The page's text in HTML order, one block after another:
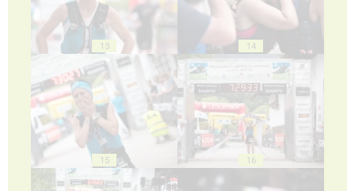
13 14
15 16